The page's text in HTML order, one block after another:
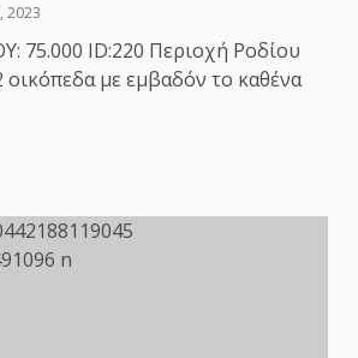
2023
75.000 ID:220 Περιοχή Ροδίου
με εμβαδόν το καθένα